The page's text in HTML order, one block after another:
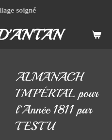
soigné
ALMANACH
IMPÉRIAL pour
l'Année 1811 par
TESTU